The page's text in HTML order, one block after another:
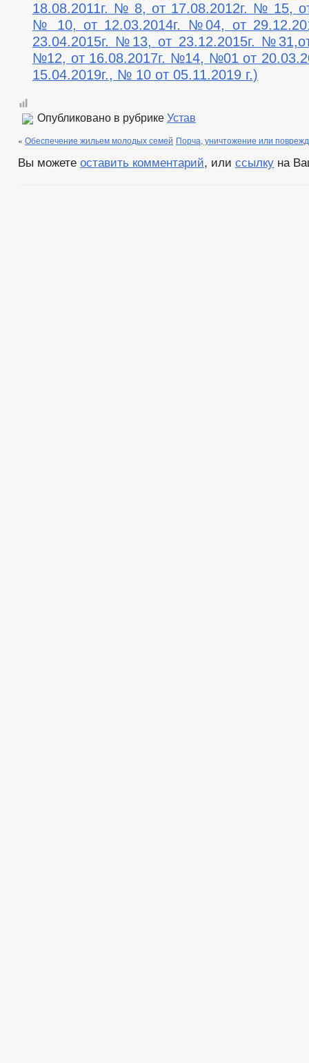
18.08.2011г. № 8, от 17.08.2012г. № 15,
№ 10, от 12.03.2014г. №04, от
23.04.2015г. №13, от 23.12.2015г.
№12, от 16.08.2017г. №14, №01 от
15.04.2019г., № 10 от 05.11.2019 г.)
Опубликовано в рубрике Устав
« Обеспечение жильем молодых семей Порча, уничтожение или
Вы можете оставить комментарий, или ссылку на